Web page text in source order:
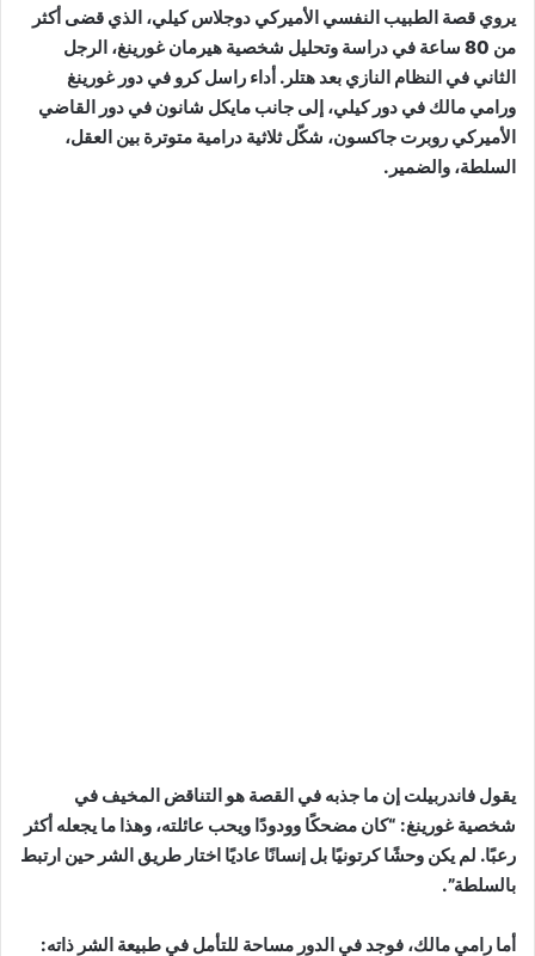
يروي قصة الطبيب النفسي الأميركي دوجلاس كيلي، الذي قضى أكثر
من 80 ساعة في دراسة وتحليل شخصية هيرمان غورينغ، الرجل
الثاني في النظام النازي بعد هتلر. أداء راسل كرو في دور غورينغ
ورامي مالك في دور كيلي، إلى جانب مايكل شانون في دور القاضي
الأميركي روبرت جاكسون، شكّل ثلاثية درامية متوترة بين العقل،
السلطة، والضمير.
يقول فاندربيلت إن ما جذبه في القصة هو التناقض المخيف في
شخصية غورينغ: “كان مضحكًا وودودًا ويحب عائلته، وهذا ما يجعله أكثر
رعبًا. لم يكن وحشًا كرتونيًا بل إنسانًا عاديًا اختار طريق الشر حين ارتبط
بالسلطة”.
أما رامي مالك، فوجد في الدور مساحة للتأمل في طبيعة الشر ذاته: